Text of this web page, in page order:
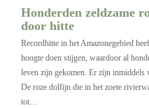
Honderden zeldzame
door hitte
Recordhitte in het Amazonegebied
hoogte doen stijgen, waardoor al
leven zijn gekomen. Er zijn inmiddels
De roze dolfijn die in het zoete
tot…